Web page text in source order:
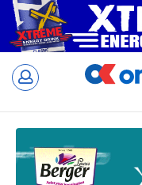
Skip